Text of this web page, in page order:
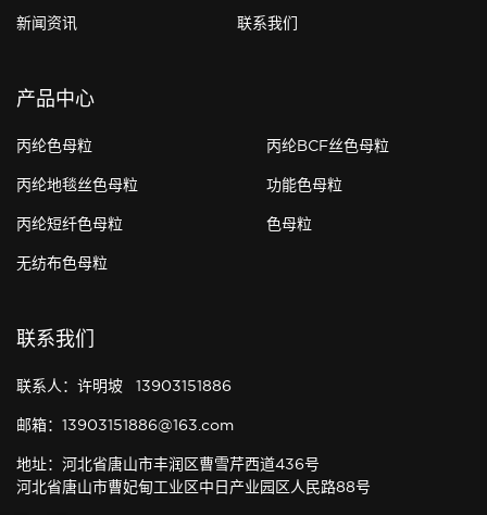
新闻资讯 联系我们
产品中心
丙纶色母粒 丙纶BCF丝色母粒
丙纶地毯丝色母粒 功能色母粒
丙纶短纤色母粒 色母粒
无纺布色母粒
联系我们
联系人：许明坡 13903151886
邮箱：13903151886@163.com
地址：河北省唐山市丰润区曹雪芹西道436号
河北省唐山市曹妃甸工业区中日产业园区人民路88号